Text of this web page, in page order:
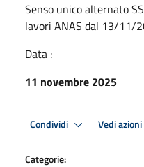
Senso unico alternato
lavori ANAS dal 13/11/
Data :
11 novembre 2025
Condividi Vedi azioni
Categorie: